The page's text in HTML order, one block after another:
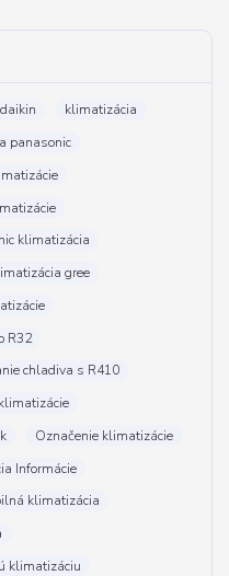
klimatizácia
panasonic
klimatizácia
gree
R32
chladiva s R410
Označenie klimatizácie
Informácie
klimatizácia
klimatizáciu